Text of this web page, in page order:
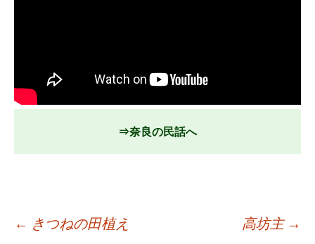
⇒奈良の民話へ
← きつねの田植え 高坊主 →